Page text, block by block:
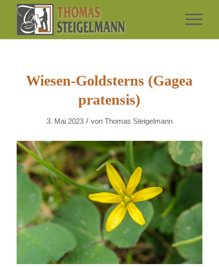
Wiesen-Goldsterns (Gagea
pratensis)
3. Mai 2023 / von Thomas Steigelmann